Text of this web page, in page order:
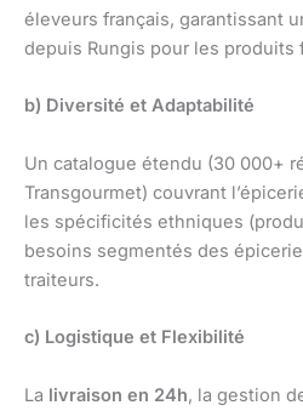
éleveurs français, garantissant
depuis Rungis pour les produits
b) Diversité et Adaptabilité
Un catalogue étendu (30 000+
Transgourmet) couvrant
les spécificités ethniques
besoins segmentés des
traiteurs.
c) Logistique et Flexibilité
La livraison en 24h, la gestion